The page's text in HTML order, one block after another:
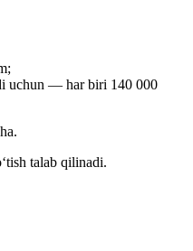
uchun — har biri 140 000
talab qilinadi.